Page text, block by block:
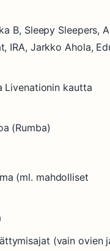
B, Sleepy Sleepers,
IRA, Jarkko Ahola,
Livenationin kautta
(Rumba)
(ml. mahdolliset
(vain ovien